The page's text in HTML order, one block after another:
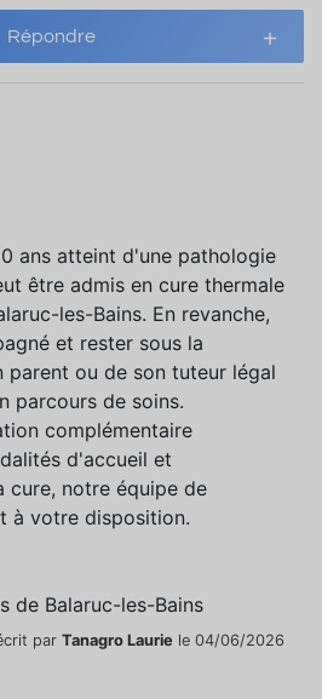
Répondre
ans atteint d'une pathologie
être admis en cure thermale
les-Bains. En revanche,
et rester sous la
parent ou de son tuteur légal
parcours de soins.
complémentaire
d'accueil et
cure, notre équipe de
à votre disposition.
de Balaruc-les-Bains
par Tanagro Laurie le 04/06/2026